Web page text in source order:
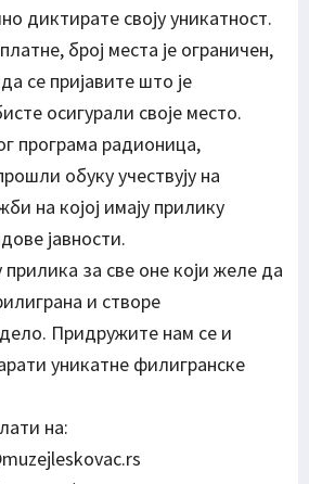
диктирате своју уникатност.
број места је ограничен,
се пријавите што је
осигурали своје место.
програма радионица,
обуку учествују на
на којој имају прилику
јавности.
за све оне који желе да
и створе
Придружите нам се и
уникатне филигранске
на: